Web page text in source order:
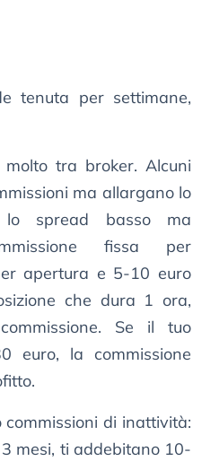
tenuta per settimane,
molto tra broker. Alcuni
ma allargano lo
lo spread basso ma
fissa per
apertura e 5-10 euro
che dura 1 ora,
Se il tuo
euro, la commissione
di inattività:
mesi, ti addebitano 10-